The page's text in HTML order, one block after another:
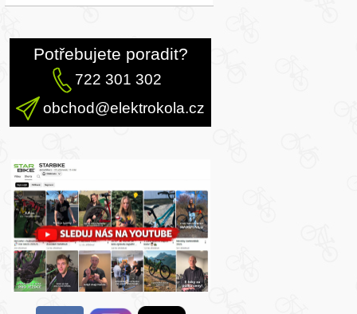
Potřebujete poradit?
722 301 302
obchod@elektrokola.cz